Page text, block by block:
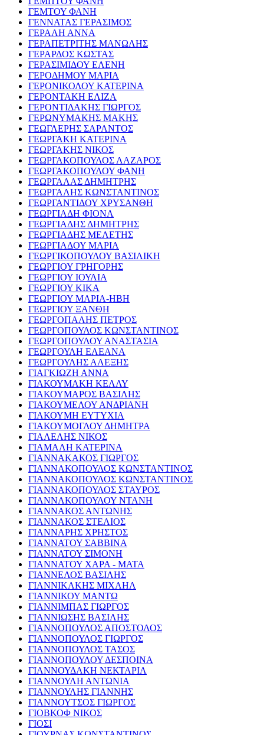
ΓΕΜΤΟΥ ΦΑΝΗ
ΓΕΝΝΑΤΑΣ ΓΕΡΑΣΙΜΟΣ
ΓΕΡΑΛΗ ΑΝΝΑ
ΓΕΡΑΠΕΤΡΙΤΗΣ ΜΑΝΩΛΗΣ
ΓΕΡΑΡΔΟΣ ΚΩΣΤΑΣ
ΓΕΡΑΣΙΜΙΔΟΥ ΕΛΕΝΗ
ΓΕΡΟΔΗΜΟΥ ΜΑΡΙΑ
ΓΕΡΟΝΙΚΟΛΟΥ ΚΑΤΕΡΙΝΑ
ΓΕΡΟΝΤΑΚΗ ΕΛΙΖΑ
ΓΕΡΟΝΤΙΔΑΚΗΣ ΓΙΩΡΓΟΣ
ΓΕΡΩΝΥΜΑΚΗΣ ΜΑΚΗΣ
ΓΕΩΓΛΕΡΗΣ ΣΑΡΑΝΤΟΣ
ΓΕΩΡΓΑΚΗ ΚΑΤΕΡΙΝΑ
ΓΕΩΡΓΑΚΗΣ ΝΙΚΟΣ
ΓΕΩΡΓΑΚΟΠΟΥΛΟΣ ΛΑΖΑΡΟΣ
ΓΕΩΡΓΑΚΟΠΟΥΛΟΥ ΦΑΝΗ
ΓΕΩΡΓΑΛΑΣ ΔΗΜΗΤΡΗΣ
ΓΕΩΡΓΑΛΗΣ ΚΩΝΣΤΑΝΤΙΝΟΣ
ΓΕΩΡΓΑΝΤΙΔΟΥ ΧΡΥΣΑΝΘΗ
ΓΕΩΡΓΙΑΔΗ ΦΙΟΝΑ
ΓΕΩΡΓΙΑΔΗΣ ΔΗΜΗΤΡΗΣ
ΓΕΩΡΓΙΑΔΗΣ ΜΕΛΕΤΗΣ
ΓΕΩΡΓΙΑΔΟΥ ΜΑΡΙΑ
ΓΕΩΡΓΙΚΟΠΟΥΛΟΥ ΒΑΣΙΛΙΚΗ
ΓΕΩΡΓΙΟΥ ΓΡΗΓΟΡΗΣ
ΓΕΩΡΓΙΟΥ ΙΟΥΛΙΑ
ΓΕΩΡΓΙΟΥ ΚΙΚΑ
ΓΕΩΡΓΙΟΥ ΜΑΡΙΑ-ΗΒΗ
ΓΕΩΡΓΙΟΥ ΞΑΝΘΗ
ΓΕΩΡΓΟΠΑΛΗΣ ΠΕΤΡΟΣ
ΓΕΩΡΓΟΠΟΥΛΟΣ ΚΩΝΣΤΑΝΤΙΝΟΣ
ΓΕΩΡΓΟΠΟΥΛΟΥ ΑΝΑΣΤΑΣΙΑ
ΓΕΩΡΓΟΥΛΗ ΕΛΕΑΝΑ
ΓΕΩΡΓΟΥΛΗΣ ΑΛΕΞΗΣ
ΓΙΑΓΚΙΩΖΗ ΑΝΝΑ
ΓΙΑΚΟΥΜΑΚΗ ΚΕΛΛΥ
ΓΙΑΚΟΥΜΑΡΟΣ ΒΑΣΙΛΗΣ
ΓΙΑΚΟΥΜΕΛΟΥ ΑΝΔΡΙΑΝΗ
ΓΙΑΚΟΥΜΗ ΕΥΤΥΧΙΑ
ΓΙΑΚΟΥΜΟΓΛΟΥ ΔΗΜΗΤΡΑ
ΓΙΑΛΕΛΗΣ ΝΙΚΟΣ
ΓΙΑΜΑΛΗ ΚΑΤΕΡΙΝΑ
ΓΙΑΝΝΑΚΑΚΟΣ ΓΙΩΡΓΟΣ
ΓΙΑΝΝΑΚΟΠΟΥΛΟΣ ΚΩΝΣΤΑΝΤΙΝΟΣ
ΓΙΑΝΝΑΚΟΠΟΥΛΟΣ ΚΩΝΣΤΑΝΤΙΝΟΣ
ΓΙΑΝΝΑΚΟΠΟΥΛΟΣ ΣΤΑΥΡΟΣ
ΓΙΑΝΝΑΚΟΠΟΥΛΟΥ ΝΤΑΝΗ
ΓΙΑΝΝΑΚΟΣ ΑΝΤΩΝΗΣ
ΓΙΑΝΝΑΚΟΣ ΣΤΕΛΙΟΣ
ΓΙΑΝΝΑΡΗΣ ΧΡΗΣΤΟΣ
ΓΙΑΝΝΑΤΟΥ ΣΑΒΒΙΝΑ
ΓΙΑΝΝΑΤΟΥ ΣΙΜΟΝΗ
ΓΙΑΝΝΑΤΟΥ ΧΑΡΑ - ΜΑΤΑ
ΓΙΑΝΝΕΛΟΣ ΒΑΣΙΛΗΣ
ΓΙΑΝΝΙΚΑΚΗΣ ΜΙΧΑΗΛ
ΓΙΑΝΝΙΚΟΥ ΜΑΝΤΩ
ΓΙΑΝΝΙΜΠΑΣ ΓΙΩΡΓΟΣ
ΓΙΑΝΝΙΩΣΗΣ ΒΑΣΙΛΗΣ
ΓΙΑΝΝΟΠΟΥΛΟΣ ΑΠΟΣΤΟΛΟΣ
ΓΙΑΝΝΟΠΟΥΛΟΣ ΓΙΩΡΓΟΣ
ΓΙΑΝΝΟΠΟΥΛΟΣ ΤΑΣΟΣ
ΓΙΑΝΝΟΠΟΥΛΟΥ ΔΕΣΠΟΙΝΑ
ΓΙΑΝΝΟΥΔΑΚΗ ΝΕΚΤΑΡΙΑ
ΓΙΑΝΝΟΥΛΗ ΑΝΤΩΝΙΑ
ΓΙΑΝΝΟΥΛΗΣ ΓΙΑΝΝΗΣ
ΓΙΑΝΝΟΥΤΣΟΣ ΓΙΩΡΓΟΣ
ΓΙΟΒΚΟΦ ΝΙΚΟΣ
ΓΙΟΣΙ